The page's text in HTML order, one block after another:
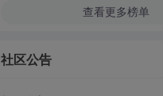
查看更多榜单
社区公告